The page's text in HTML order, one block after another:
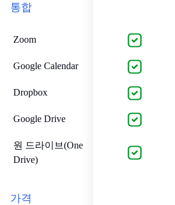
통합
Zoom
Google Calendar
Dropbox
Google Drive
원 드라이브(One
Drive)
가격